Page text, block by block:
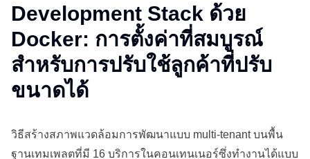
Development Stack ด้วย
Docker: การตั้งค่าที่สมบูรณ์
สำหรับการปรับใช้ลูกค้าที่ปรับ
ขนาดได้
วิธีสร้างสภาพแวดล้อมการพัฒนาแบบ multi-tenant บนพื้น
ฐานเทมเพลตที่มี 16 บริการในคอนเทนเนอร์ซึ่งทำงานได้แบบ